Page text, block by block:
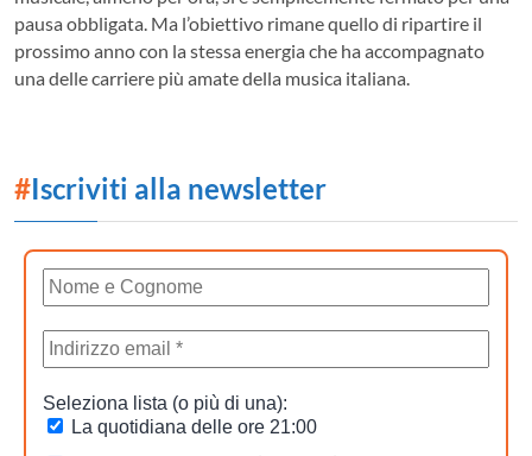
pausa obbligata. Ma l’obiettivo rimane quello di ripartire il
prossimo anno con la stessa energia che ha accompagnato
una delle carriere più amate della musica italiana.
#Iscriviti alla newsletter